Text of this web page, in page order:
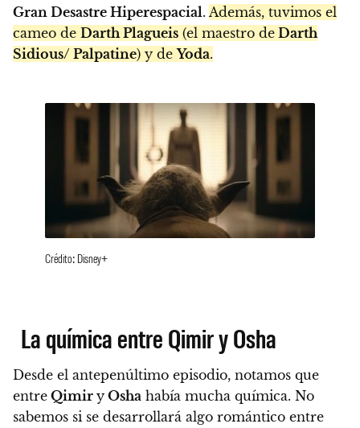
Gran Desastre Hiperespacial. Además, tuvimos el
cameo de Darth Plagueis (el maestro de Darth
Sidious/ Palpatine) y deYoda.
Crédito: Disney+
La química entre Qimir y Osha
Desde el antepenúltimo episodio, notamos que
entre Qimir y Osha había mucha química. No
sabemos si se desarrollará algo romántico entre